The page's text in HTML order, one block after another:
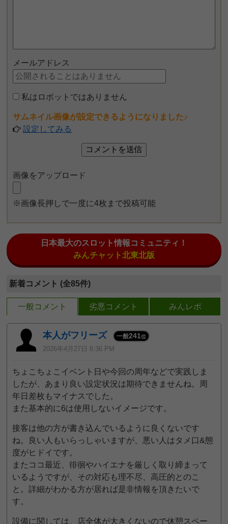
メールアドレス
私はロボットではありません
サムネイル画像が設定できるようになりました♪
設定してみる
画像をアップロード
※画像長押しで一度に4枚まで投稿可能
日本最大のスロット情報コミュニティ！
みんチャット北東北版
新着コメント (全85件)
一般コメント 劣悪コメント みんレポ
本人がフリーズ 一般241位
2026年4月27日 6:36 PM
ちょこちょこイベント日や今回の周年などで実践しま
したが、あまり良い設定状況は期待できませんね。周
年日差枚もマイナスでした。
また基本的に6は使用しないイメージです。
接客は他の方が書き込んでいるように良くないです
ね。良い人もいらっしゃいますが、悪い人はタメ口&態
度がヒドイです。
またココ最近、徘徊やハイエナを厳しく取り締まって
いるようですが、その対応も理不尽、高圧的とのこ
と。詳細がわかる方が居れば是非情報を頂きたいで
す。
設備に関しては、店全体が大きくないので休憩スペー